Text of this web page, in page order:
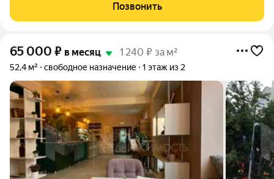
расположение кладовой
Позвонить
65 000 ₽ в месяц 1 240 ₽ за м²
52,4 м² свободное назначение 1 этаж из 2